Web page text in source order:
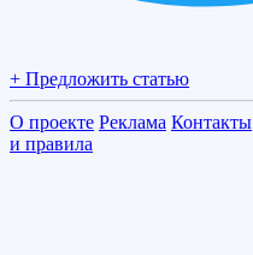
+ Предложить статью
О проекте Реклама Контакты
и правила